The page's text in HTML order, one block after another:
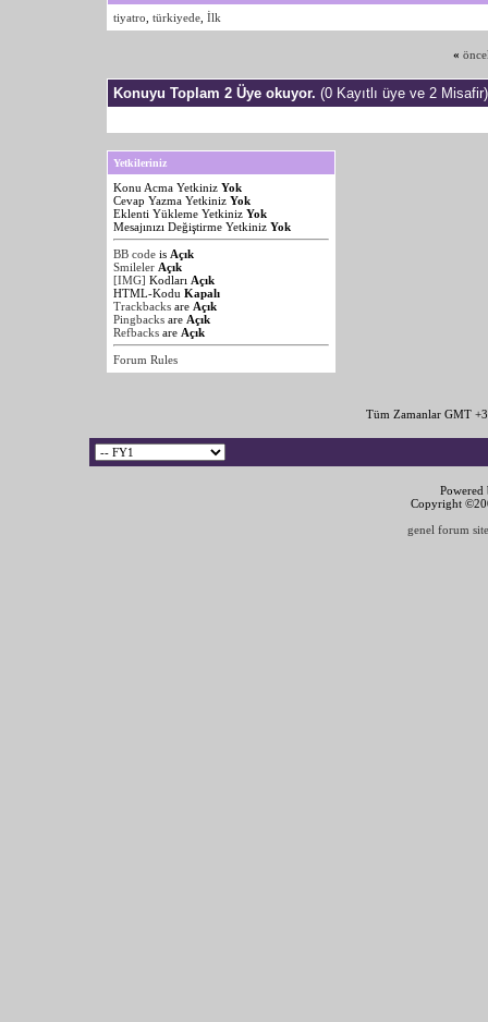
tiyatro türkiyede İlk
«
Konuyu Toplam 2 Üye okuyor. (0 Kayıtlı üye ve 2 Misafir)
Yetkileriniz
Konu Acma Yetkiniz Yok
Cevap Yazma Yetkiniz Yok
Eklenti Yükleme Yetkiniz Yok
Mesajınızı Değiştirme Yetkiniz Yok
BB code is Açık
Smileler Açık
[IMG] Kodları Açık
HTML-Kodu Kapalı
Trackbacks are Açık
Pingbacks are Açık
Refbacks are Açık
Forum Rules
Tüm Zamanlar GMT
Copyright
genel forum